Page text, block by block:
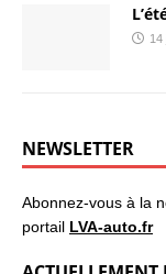
14
NEWSLETTER
Abonnez-vous à la
portail LVA-auto.fr